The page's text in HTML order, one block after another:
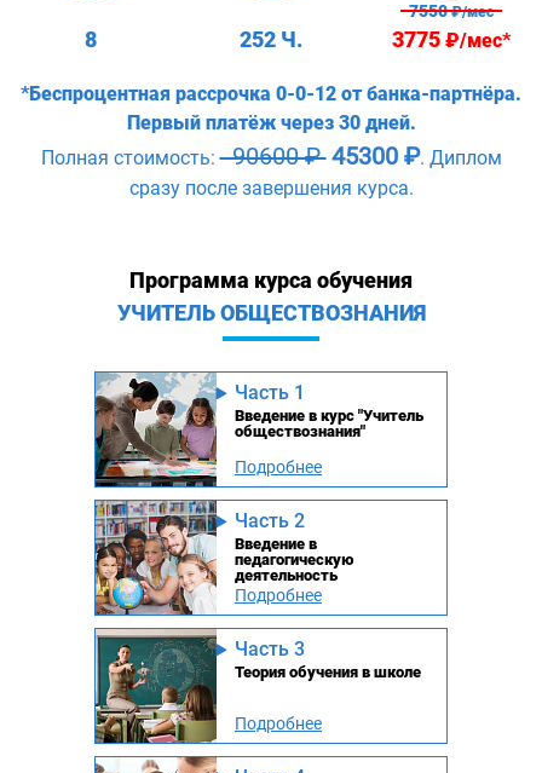
8 252 Ч.
7550₽/мес
3775₽/мес*
*Беспроцентная рассрочка 0-0-12 от банка-партнёра.
Первый платёж через 30 дней.
Полная стоимость:90600 ₽45300 ₽. Диплом
сразу после завершения курса.
Программа курса обучения
УЧИТЕЛЬ ОБЩЕСТВОЗНАНИЯ
Часть 1
Введение в курс "Учитель
обществознания"
Подробнее
Часть 2
Введение в
педагогическую
деятельность
Подробнее
Часть 3
Теория обучения в школе
Подробнее